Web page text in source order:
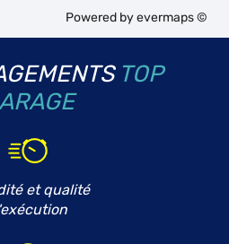
Powered byevermaps ©
TOP
et qualité